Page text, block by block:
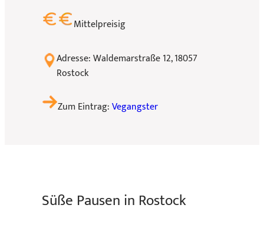
Adresse: Waldemarstraße 12, 18057
Rostock
Zum Eintrag:Vegangster
Mittelpreisig
Süße Pausen in Rostock